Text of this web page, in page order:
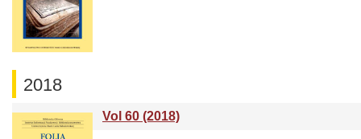
2018
Vol 60 (2018)